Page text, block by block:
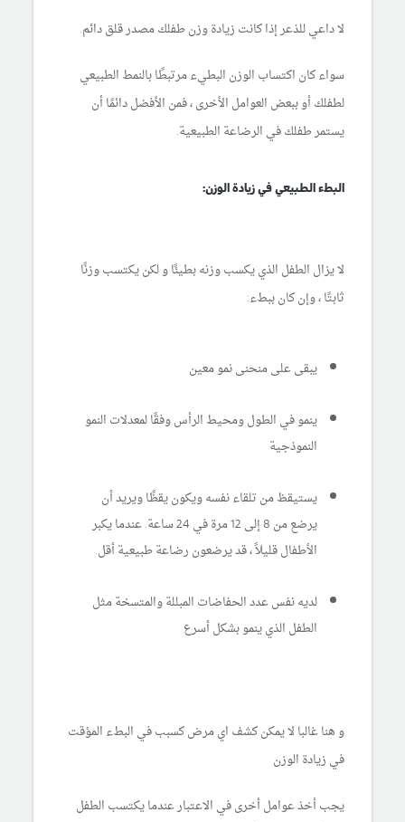
لا داعي للذعر إذا كانت زيادة وزن طفلك مصدر قلق دائم.
سواء كان اكتساب الوزن البطيء مرتبطًا بالنمط الطبيعي
لطفلك أو ببعض العوامل الأخرى ، فمن الأفضل دائمًا أن
يستمر طفلك في الرضاعة الطبيعية.
البطء الطبيعي في زيادة الوزن:
لا يزال الطفل الذي يكسب وزنه بطيئًا و لكن يكتسب وزنًا
ثابتًا ، وإن كان ببطء:
يبقى على منحنى نمو معين
ينمو في الطول ومحيط الرأس وفقًا لمعدلات النمو
النموذجية
يستيقظ من تلقاء نفسه ويكون يقظًا ويريد أن
يرضع من 8 إلى 12 مرة في 24 ساعة. عندما يكبر
الأطفال قليلاً ، قد يرضعون رضاعة طبيعية أقل.
لديه نفس عدد الحفاضات المبللة والمتسخة مثل
الطفل الذي ينمو بشكل أسرع
و هنا غالبا لا يمكن كشف اي مرض كسبب في البطء المؤقت
في زيادة الوزن
يجب أخذ عوامل أخرى في الاعتبار عندما يكتسب الطفل